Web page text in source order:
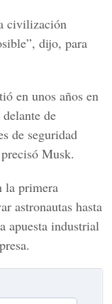
civilización
dijo, para
en unos años en
de
de seguridad
Musk.
la primera
astronautas hasta
apuesta industrial